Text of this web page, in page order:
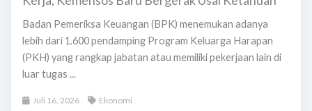
Badan Pemeriksa Keuangan (BPK) menemukan adanya
lebih dari 1.600 pendamping Program Keluarga Harapan
(PKH) yang rangkap jabatan atau memiliki pekerjaan lain di
luar tugas ...
Juli 16, 2026 Ekonomi